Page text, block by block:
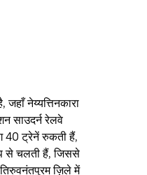
नेय्यत्तिनकारा
साउदर्न रेलवे
40 ट्रेनें रुकती हैं,
से चलती हैं, जिससे
ज़िले में